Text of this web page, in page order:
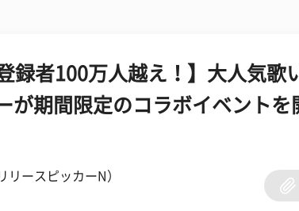
録者100万人越え！】大人気歌
が期間限定のコラボイベントを
リースピッカーN）